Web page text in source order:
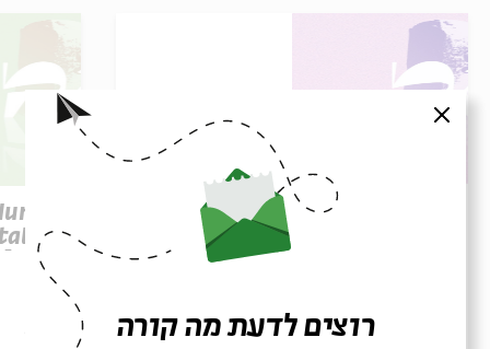
Parashat Re’eh – To See
Beyond | Rabbi Shai
28/07/26
סגור
רוצים לדעת מה קורה